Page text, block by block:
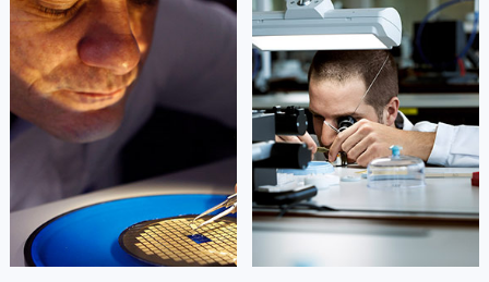
凯罗尔·切尔西
资深积家技师
是积家售后服务中心
(积家保养中心)
的高级技师之一
Beijing Jaeger Maintain center
北京积家维修
达芙妮·克劳迪娅
资深积家技师
是积家售后服务中心
(积家保养中心)
的高级技师之一
Shanghai Jaeger Maintain center
 上海积家维修